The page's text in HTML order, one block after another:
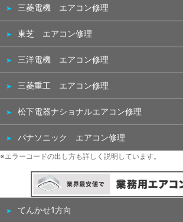
三菱電機 エアコン修理
東芝 エアコン修理
三洋電機 エアコン修理
三菱重工 エアコン修理
松下電器ナショナルエアコン修理
パナソニック エアコン修理
※エラーコードの出し方も詳しく説明しています。
てんかせ1方向